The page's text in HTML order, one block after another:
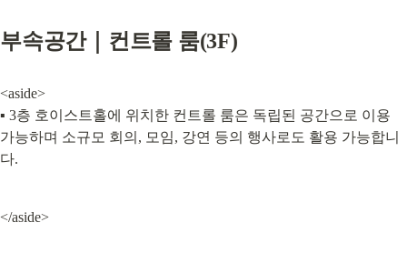
부속공간｜컨트롤 룸(3F)
<aside>
▪️ 3층 호이스트홀에 위치한 컨트롤 룸은 독립된 공간으로 이용
가능하며 소규모 회의, 모임, 강연 등의 행사로도 활용 가능합니
다.
</aside>